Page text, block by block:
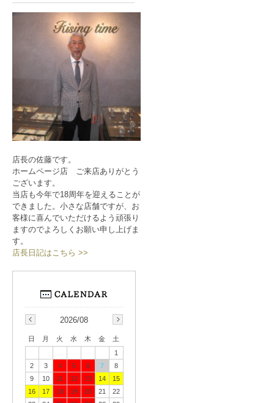
店長の佐藤です。
ホームページ店 ご来店ありがとう
ございます。
当店も今年で18周年を迎えることが
できました。小さな店舗ですが、お
客様に喜んでいただけるよう頑張り
ますのでよろしくお願い申し上げま
す。
店長日記はこちら >>
2026/08
日 月 火 水 木 金
土
1
2
3 4 5 6 7
8
9
10 11 12 13 14
15
16
17 18 19 20 21
22